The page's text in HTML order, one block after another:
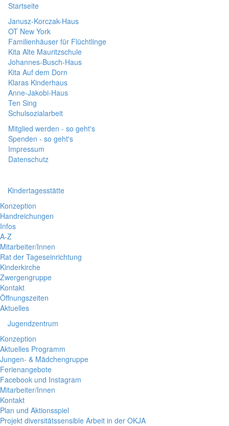
Startseite
Janusz-Korczak-Haus
OT New York
Familienhäuser für Flüchtlinge
Kita Alte Mauritzschule
Johannes-Busch-Haus
Kita Auf dem Dorn
Klaras Kinderhaus
Anne-Jakobi-Haus
Ten Sing
Schulsozialarbeit
Mitglied werden - so geht's
Spenden - so geht's
Impressum
Datenschutz
Kindertagesstätte
Konzeption
Handreichungen
Infos
A-Z
Mitarbeiter/Innen
Rat der Tageseinrichtung
Kinderkirche
Zwergengruppe
Kontakt
Öffnungszeiten
Aktuelles
Jugendzentrum
Konzeption
Aktuelles Programm
Jungen- & Mädchengruppe
Ferienangebote
Facebook und Instagram
Mitarbeiter/Innen
Kontakt
Plan und Aktionsspiel
Projekt diversitätssensible Arbeit in der OKJA